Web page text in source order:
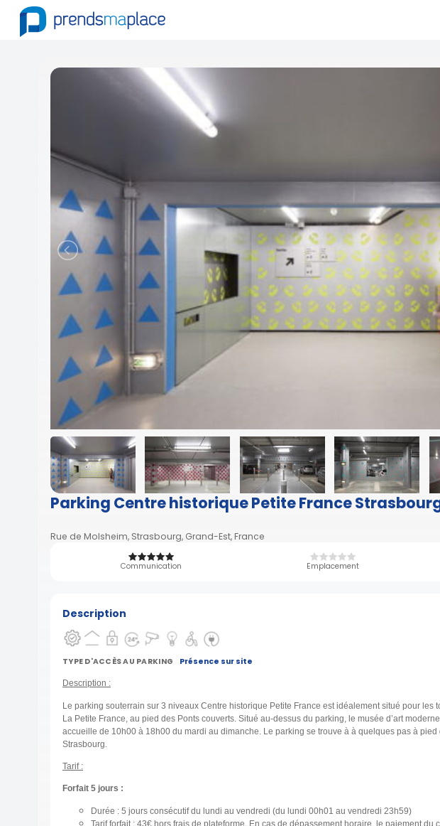
Parking Centre historique Petite France
Rue de Molsheim, Strasbourg, Grand-Est, France
Communication Emplacement
Description
TYPE D'ACCÈS AU PARKING Présence sur site
Description :
Le parking souterrain sur 3 niveaux Centre historique Petite France est idéalement situé pour les
La Petite France, au pied des Ponts couverts. Situé au-dessus du parking, le musée d’art
accueille de 10h00 à 18h00 du mardi au dimanche. Le parking se trouve à à quelques pas à pied
Strasbourg.
Tarif :
Forfait 5 jours :
Durée : 5 jours consécutif du lundi au vendredi (du lundi 00h01 au vendredi 23h59)
Tarif forfait : 43€ hors frais de plateforme. En cas de dépassement horaire, le paiement du